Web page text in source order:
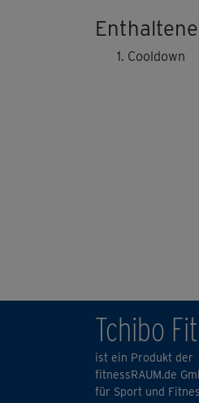
Cooldown
Tchibo
ist ein Produkt der
fitnessRAUM.de
für Sport und